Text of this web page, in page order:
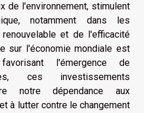
de l'environnement, stimulent
notamment dans les
et de l'efficacité
sur l'économie mondiale est
l'émergence de
ces investissements
notre dépendance aux
à lutter contre le changement